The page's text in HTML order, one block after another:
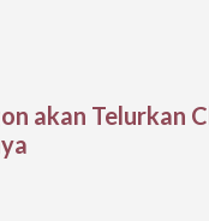
akan Telurkan